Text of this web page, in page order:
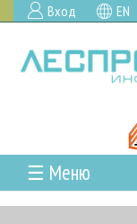
Вход EN
☰ Меню
ГЛАВНАЯ